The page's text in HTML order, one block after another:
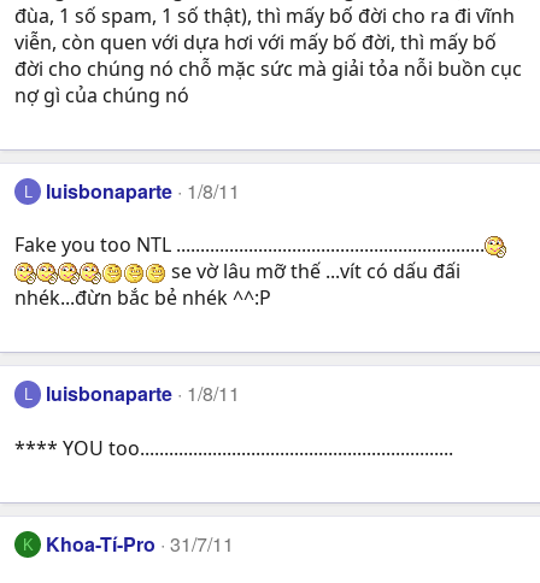
đùa, 1 số spam, 1 số thật), thì mấy bố đời cho ra đi vĩnh
viễn, còn quen với dựa hơi với mấy bố đời, thì mấy bố
đời cho chúng nó chỗ mặc sức mà giải tỏa nỗi buồn cục
nợ gì của chúng nó
luisbonaparte 1/8/11
Fake you too NTL ................................................................
se vờ lâu mỡ thế ...vít có dấu đấi
nhék...đừn bắc bẻ nhék ^^:P
L luisbonaparte 1/8/11
**** YOU too.................................................................
K Khoa-Tí-Pro 31/7/11